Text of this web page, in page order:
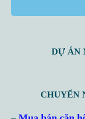
DỰ ÁN
CHUYỂN